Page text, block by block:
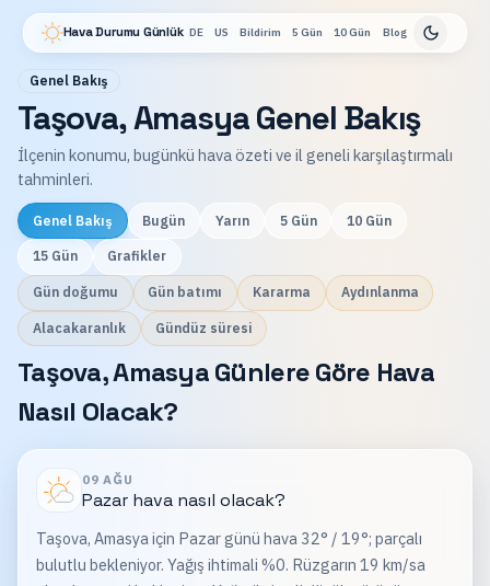
Hava Durumu Günlük DE US Bildirim 5 Gün 10 Gün Blog
Genel Bakış
Taşova, Amasya Genel Bakış
İlçenin konumu, bugünkü hava özeti ve il geneli karşılaştırmalı
tahminleri.
Genel Bakış Bugün Yarın 5 Gün 10 Gün
15 Gün Grafikler
Gün doğumu Gün batımı Kararma Aydınlanma
Alacakaranlık Gündüz süresi
Taşova, Amasya Günlere Göre Hava
Nasıl Olacak?
09 AĞU
Pazarhava nasıl olacak?
Taşova, Amasya için Pazar günü hava 32° / 19°; parçalı
bulutlu bekleniyor. Yağış ihtimali %0. Rüzgarın 19 km/sa